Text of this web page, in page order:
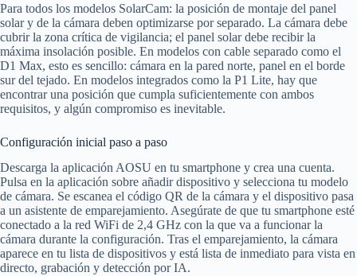
Para todos los modelos SolarCam: la posición de montaje del panel
solar y de la cámara deben optimizarse por separado. La cámara debe
cubrir la zona crítica de vigilancia; el panel solar debe recibir la
máxima insolación posible. En modelos con cable separado como el
D1 Max, esto es sencillo: cámara en la pared norte, panel en el borde
sur del tejado. En modelos integrados como la P1 Lite, hay que
encontrar una posición que cumpla suficientemente con ambos
requisitos, y algún compromiso es inevitable.
Configuración inicial paso a paso
Descarga la aplicación AOSU en tu smartphone y crea una cuenta.
Pulsa en la aplicación sobre añadir dispositivo y selecciona tu modelo
de cámara. Se escanea el código QR de la cámara y el dispositivo pasa
a un asistente de emparejamiento. Asegúrate de que tu smartphone esté
conectado a la red WiFi de 2,4 GHz con la que va a funcionar la
cámara durante la configuración. Tras el emparejamiento, la cámara
aparece en tu lista de dispositivos y está lista de inmediato para vista en
directo, grabación y detección por IA.